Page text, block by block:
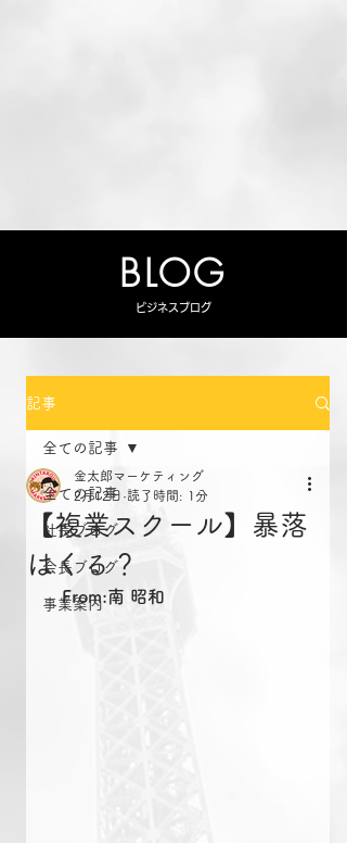
BLOG
ビジネスブログ
記事
全ての記事
社長ブログ
会長ブログ
事業案内
全ての記事
【複業スクール】暴落
はくる？
金太郎マーケティング
2月12日 読了時間: 1分
From:南 昭和